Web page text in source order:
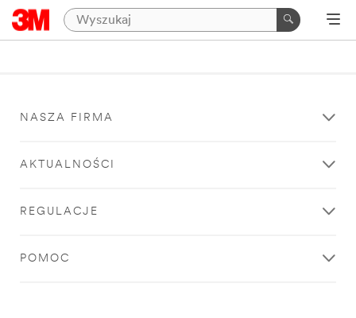
NASZA FIRMA
AKTUALNOŚCI
REGULACJE
POMOC